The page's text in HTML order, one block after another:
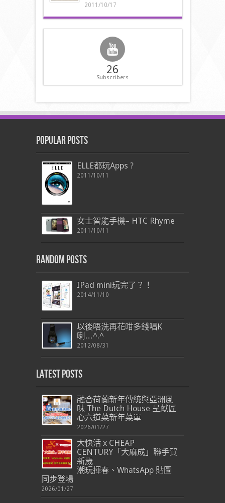
2011/10/17
26
Subscribers
Popular Posts
ELLE都玩Apps ?
2011/10/11
女士智能手機– HTC Rhyme
2011/10/11
Random Posts
IPad mini玩完了？！
2014/11/10
以後唔洗再花咁多錢唱K
喇…^.^
2012/08/31
Latest Posts
融合荷蘭新年傳統與亞洲風
味 The Dutch House 呈獻匠
心六道菜新年菜單
2026/01/27
大快活 x CHEAP
CENTURY「大麻成」聯手賀
新歲
潮玩揮春、WhatsApp 貼圖
同步登場
2026/01/27